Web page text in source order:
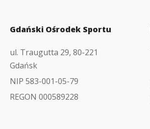
Gdański Ośrodek Sportu
ul. Traugutta 29, 80-221
Gdańsk
NIP 583-001-05-79
REGON 000589228